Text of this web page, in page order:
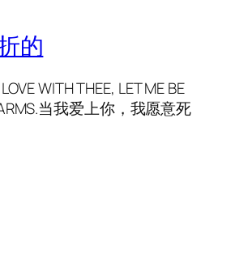
的
WITH THEE, LET ME BE
当我爱上你，我愿意死